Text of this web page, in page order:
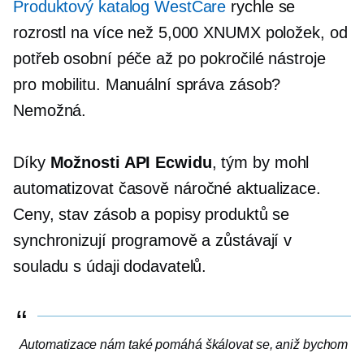
Produktový katalog WestCare rychle se
rozrostl na více než 5,000 XNUMX položek, od
potřeb osobní péče až po pokročilé nástroje
pro mobilitu. Manuální správa zásob?
Nemožná.
Díky Možnosti API Ecwidu, tým by mohl
automatizovat časově náročné aktualizace.
Ceny, stav zásob a popisy produktů se
synchronizují programově a zůstávají v
souladu s údaji dodavatelů.
Automatizace nám také pomáhá škálovat se, aniž bychom